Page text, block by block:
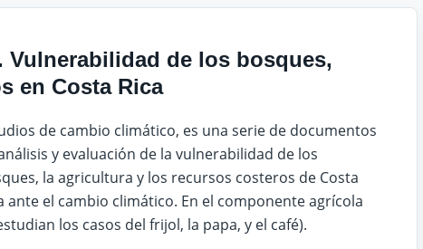
Vulnerabilidad de los bosques,
en Costa Rica
de cambio climático, es una serie de documentos
y evaluación de la vulnerabilidad de los
la agricultura y los recursos costeros de Costa
ante el cambio climático. En el componente agrícola
los casos del frijol, la papa, y el café).